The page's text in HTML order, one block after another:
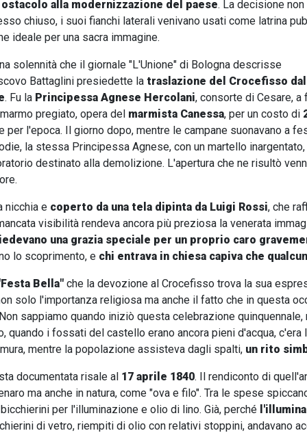
alla modernizzazione del paese. La decisione
chiuso, i suoi fianchi laterali venivano usati come latrina
ideale per una sacra immagine.
solennità che il giornale "L'Unione" di Bologna descrisse
Battaglini presiedette la traslazione del Crocefisso
. Fu la Principessa Agnese Hercolani, consorte di Cesare, a
pregiato, opera del marmista Canessa, per un costo di
per l'epoca. Il giorno dopo, mentre le campane suonavano a
la stessa Principessa Agnese, con un martello
destinato alla demolizione. L'apertura che ne risultò
nicchia e coperto da una tela dipinta da Luigi Rossi, che
visibilità rendeva ancora più preziosa la venerata
una grazia speciale per un proprio caro
lo scoprimento, e chi entrava in chiesa capiva che
Bella" che la devozione al Crocefisso trova la sua
solo l'importanza religiosa ma anche il fatto che in questa
sappiamo quando iniziò questa celebrazione
quando i fossati del castello erano ancora pieni d'acqua,
mentre la popolazione assisteva dagli spalti, un rito
documentata risale al 17 aprile 1840. Il rendiconto di
ma anche in natura, come "ova e filo". Tra le spese
per l'illuminazione e olio di lino. Già, perché
di vetro, riempiti di olio con relativi stoppini, andavano